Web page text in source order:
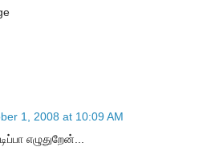
1, 2008 at 10:09 AM
எழுதுறேன்...